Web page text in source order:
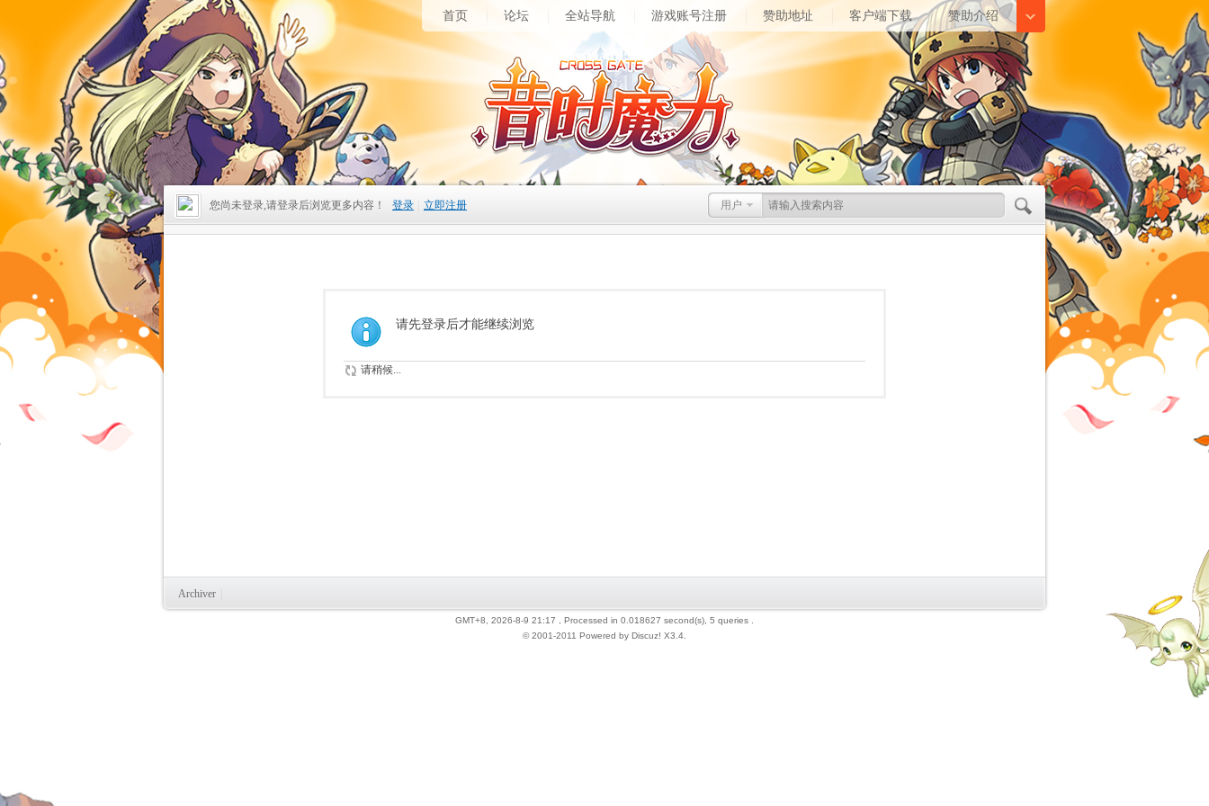
首页 论坛 全站导航 游戏账号注册 赞助地址 客户端下载 赞助介绍
用户
您尚未登录,请登录后浏览更多内容！ 登录 立即注册
请先登录后才能继续浏览
请稍候...
Archiver
GMT+8, 2026-8-9 21:17
, Processed in 0.018627 second(s), 5 queries .
© 2001-2011 Powered by Discuz! X3.4